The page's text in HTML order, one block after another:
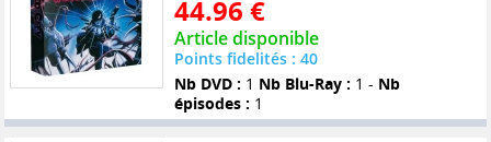
44.96 €
Article disponible
Points fidelités : 40
Nb DVD : 1 Nb Blu-Ray : 1 - Nb
épisodes : 1